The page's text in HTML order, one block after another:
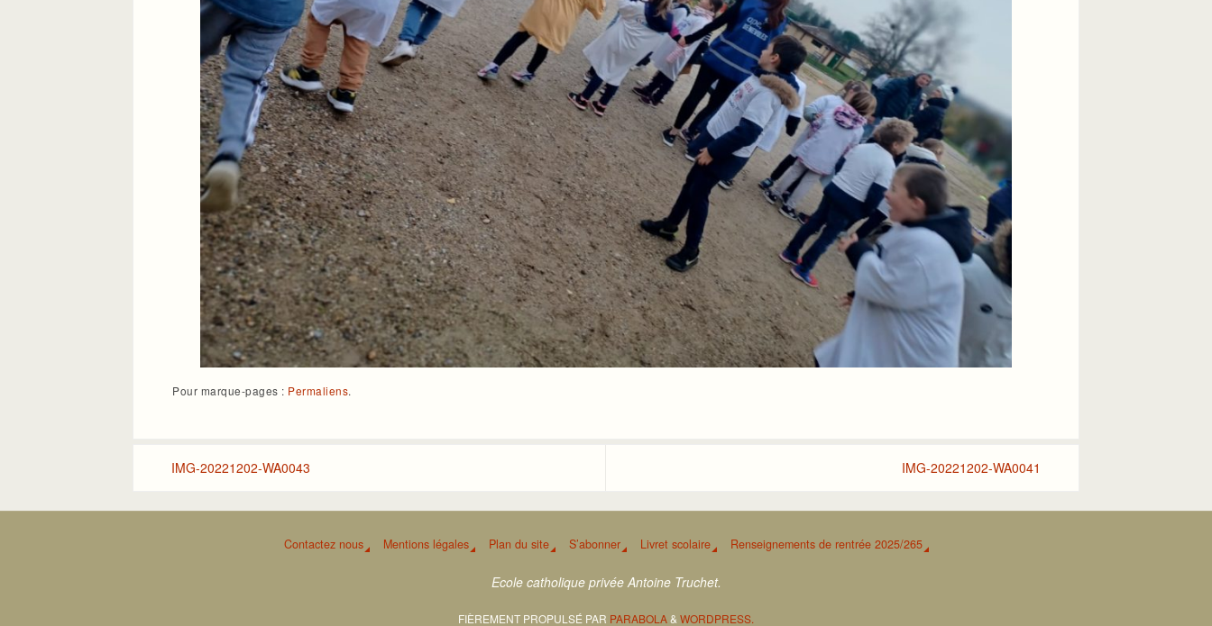
Pour marque-pages : Permaliens.
IMG-20221202-WA0043 IMG-20221202-WA0041
Contactez nous Mentions légales Plan du site S’abonner Livret scolaire Renseignements de rentrée 2025/265
Ecole catholique privée Antoine Truchet.
FIÈREMENT PROPULSÉ PAR PARABOLA& WORDPRESS.